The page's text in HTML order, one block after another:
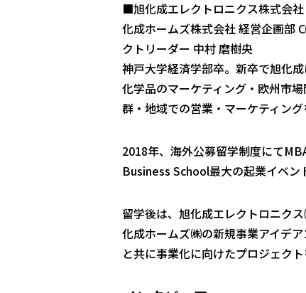
■旭化成エレクトロニクス株式会
化成ホームズ株式会社 経営企画部
クトリーダー 中村 磨樹央
神戸大学経済学部卒。新卒で旭化
化学品のマーケティング・欧州市
群・地域での営業・マーケティング
2018年、海外公募留学制度にて
Business School最大の起業イベン
留学後は、旭化成エレクトロニク
化成ホームズ㈱の新規事業アイデ
と共に事業化に向けたプロジェク